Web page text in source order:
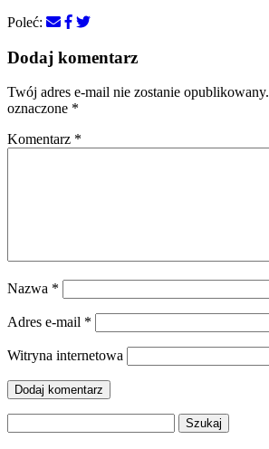
Poleć:
Dodaj komentarz
Twój adres e-mail nie zostanie opublikowany.
oznaczone *
Komentarz *
Nazwa *
Adres e-mail *
Witryna internetowa